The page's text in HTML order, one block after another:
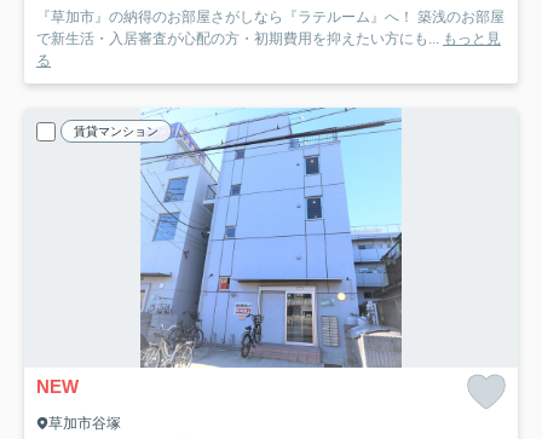
『草加市』の納得のお部屋さがしなら『ラテルーム』へ！ 築浅のお部屋
で新生活・入居審査が心配の方・初期費用を抑えたい方にも... もっと見
る
賃貸マンション
NEW
草加市谷塚